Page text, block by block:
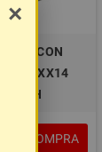
CON
XENA XX14
COMPRA
×